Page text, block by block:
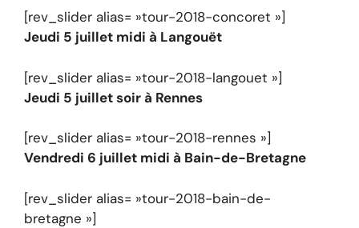
[rev_slider alias= »tour-2018-concoret »]
Jeudi 5 juillet midi à Langouët
[rev_slider alias= »tour-2018-langouet »]
Jeudi 5 juillet soir à Rennes
[rev_slider alias= »tour-2018-rennes »]
Vendredi 6 juillet midi à Bain-de-Bretagne
[rev_slider alias= »tour-2018-bain-de-
bretagne »]